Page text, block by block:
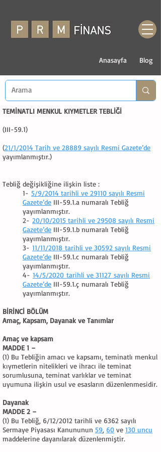
Anasayfa Blog
TEMİNATLI MENKUL KIYMETLER TEBLİĞİ
(III-59.1)
(21/1/2014 Tarih ve 28889 sayılı Resmi Gazete’de
yayımlanmıştır.)
Tebliğ değişikliğine ilişkin liste :
1- 5/9/2014 tarihli ve 29110 sayılı Resmi
Gazete’de III-59.1.a numaralı Tebliğ
yayımlanmıştır.
2- 20/10/2015 tarihli ve 29508 sayılı Resmi
Gazete’de III-59.1.b numaralı Tebliğ
yayımlanmıştır.
3- 11/11/2018 tarihli ve 30592 sayılı Resmi
Gazete’de III-59.1.c numaralı Tebliğ
yayımlanmıştır.
4- 14/5/2020 tarihli ve 31127 sayılı Resmi
Gazete’de III-59.1.ç numaralı Tebliğ
yayımlanmıştır.
BİRİNCİ BÖLÜM
Amaç, Kapsam, Dayanak ve Tanımlar
Amaç ve kapsam
MADDE 1 –
(1) Bu Tebliğin amacı ve kapsamı, teminatlı menkul
kıymetlerin nitelikleri ve ihracı ile teminat
sorumlusuna, teminat varlıklar ve teminat
uyumuna ilişkin usul ve esasların düzenlenmesidir.
Dayanak
MADDE 2 –
(1) Bu Tebliğ, 6/12/2012 tarihli ve 6362 sayılı
Sermaye Piyasası Kanununun 59, 60 ve 130 uncu
maddelerine dayanılarak düzenlenmiştir.